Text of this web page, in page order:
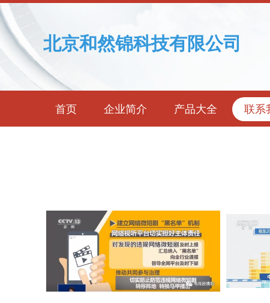
北京和然锦科技有限公司
首页 企业简介 产品大全 联系